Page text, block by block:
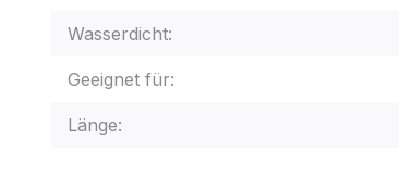
Wasserdicht:
Geeignet für:
Länge: